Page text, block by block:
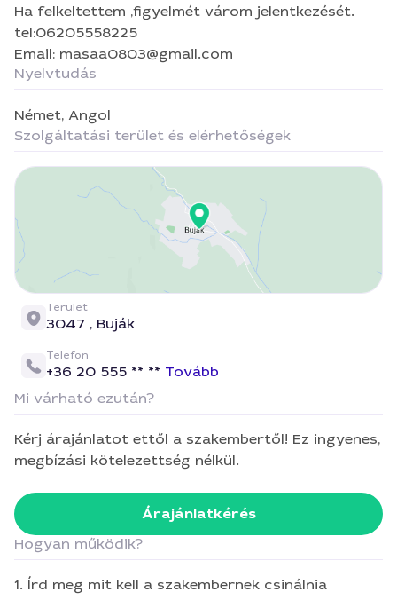
Ha felkeltettem ,figyelmét várom jelentkezését.
tel:06205558225
Email: masaa0803@gmail.com
Nyelvtudás
Német, Angol
Szolgáltatási terület és elérhetőségek
Terület
3047 , Buják
Telefon
+36 20 555 ** ** Tovább
Mi várható ezután?
Kérj árajánlatot ettől a szakembertől! Ez ingyenes,
megbízási kötelezettség nélkül.
Árajánlatkérés
Hogyan működik?
1. Írd meg mit kell a szakembernek csinálnia